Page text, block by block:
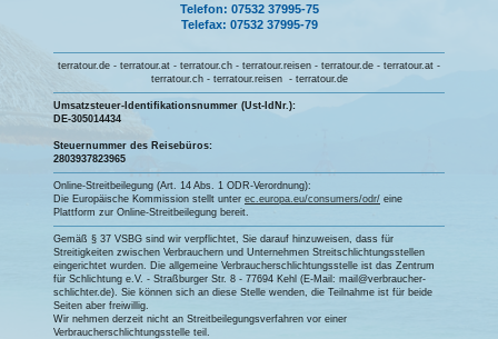
Telefon: 07532 37995-75
Telefax: 07532 37995-79
terratour.de - terratour.at - terratour.ch - terratour.reisen - terratour.de - terratour.at -
terratour.ch - terratour.reisen - terratour.de
Umsatzsteuer-Identifikationsnummer (Ust-IdNr.):
DE-305014434
Steuernummer des Reisebüros:
2803937823965
Online-Streitbeilegung (Art. 14 Abs. 1 ODR-Verordnung):
Die Europäische Kommission stellt unter ec.europa.eu/consumers/odr/ eine
Plattform zur Online-Streitbeilegung bereit.
Gemäß § 37 VSBG sind wir verpflichtet, Sie darauf hinzuweisen, dass für
Streitigkeiten zwischen Verbrauchern und Unternehmen Streitschlichtungsstellen
eingerichtet wurden. Die allgemeine Verbraucherschlichtungsstelle ist das Zentrum
für Schlichtung e.V. - Straßburger Str. 8 - 77694 Kehl (E-Mail: mail@verbraucher-
schlichter.de). Sie können sich an diese Stelle wenden, die Teilnahme ist für beide
Seiten aber freiwillig.
Wir nehmen derzeit nicht an Streitbeilegungsverfahren vor einer
Verbraucherschlichtungsstelle teil.